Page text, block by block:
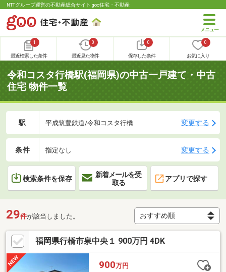
NTTグループ運営の不動産総合サイト goo住宅・不動産
1
最近検索した条件
0
最近見た物件
0
保存した条件
0
お気に入り
令和コスタ行橋駅(福岡県)の中古一戸建て・中古
住宅 物件一覧
駅 平成筑豊鉄道/令和コスタ行橋 変更する
条件 指定なし 変更する
検索条件を保存
新着メールを受
取る
アプリで探す
29件が該当しました。
福岡県行橋市泉中央１ 900万円 4DK
900万円